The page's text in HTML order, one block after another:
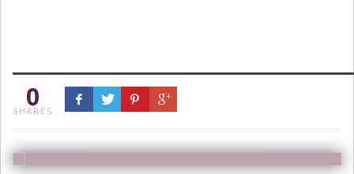
0
SHARES